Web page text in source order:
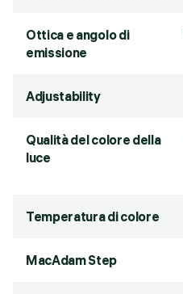
Ottica e angolo di
emissione
Adjustability
Qualità del colore della
luce
Temperatura di colore
MacAdam Step